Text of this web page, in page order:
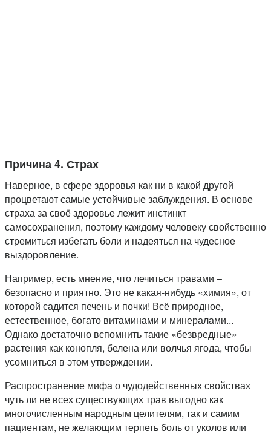
Причина 4. Страх
Наверное, в сфере здоровья как ни в какой другой
процветают самые устойчивые заблуждения. В основе
страха за своё здоровье лежит инстинкт
самосохранения, поэтому каждому человеку свойственно
стремиться избегать боли и надеяться на чудесное
выздоровление.
Например, есть мнение, что лечиться травами –
безопасно и приятно. Это не какая-нибудь «химия», от
которой садится печень и почки! Всё природное,
естественное, богато витаминами и минералами...
Однако достаточно вспомнить такие «безвредные»
растения как конопля, белена или волчья ягода, чтобы
усомниться в этом утверждении.
Распространение мифа о чудодейственных свойствах
чуть ли не всех существующих трав выгодно как
многочисленным народным целителям, так и самим
пациентам, не желающим терпеть боль от уколов или